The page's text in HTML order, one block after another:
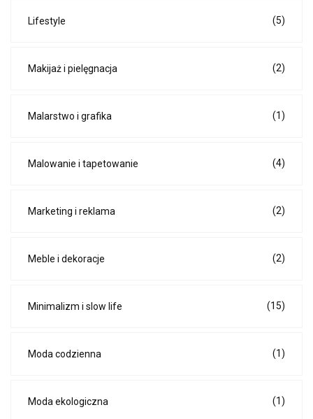
Lifestyle (5)
Makijaż i pielęgnacja (2)
Malarstwo i grafika (1)
Malowanie i tapetowanie (4)
Marketing i reklama (2)
Meble i dekoracje (2)
Minimalizm i slow life (15)
Moda codzienna (1)
Moda ekologiczna (1)